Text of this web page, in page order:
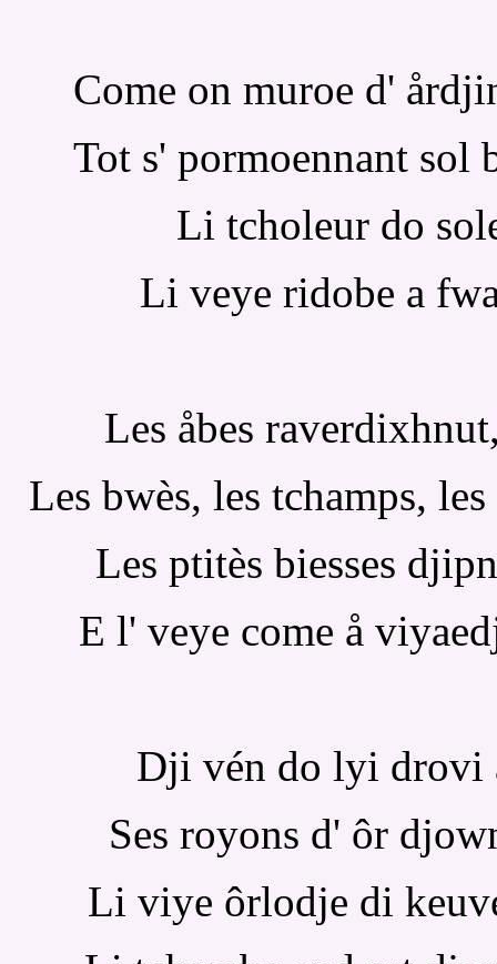
Come on muroe d'
Tot s' pormoennant sol
Li tcholeur do
Li veye ridobe a
Les åbes
Les bwès, les tchamps,
Les ptitès biesses
E l' veye come å
Dji vén do lyi drovi
Ses royons d' ôr
Li viye ôrlodje di